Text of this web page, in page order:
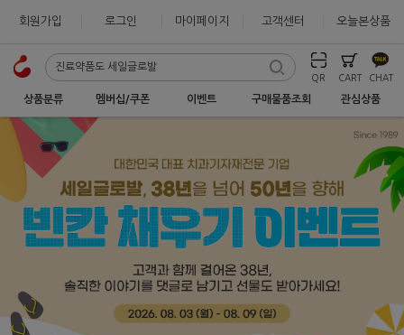
회원가입 로그인 마이페이지 고객센터 오늘본상품
QR CART CHAT
상품분류 멤버십/쿠폰 이벤트 구매물품조회 관심상품